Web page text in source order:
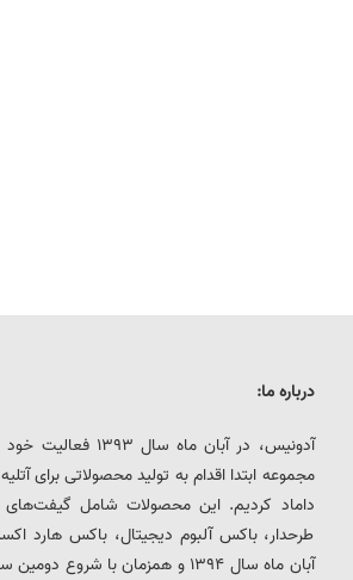
درباره ما:
آدونیس، در آبان ماه
مجموعه ابتدا اقدام به تولید محصولاتی برای
داماد کردیم. این محصولات شامل
طرحدار، باکس آلبوم دیجیتال، باکس هارد
آبان ماه سال 1394 و همزمان با